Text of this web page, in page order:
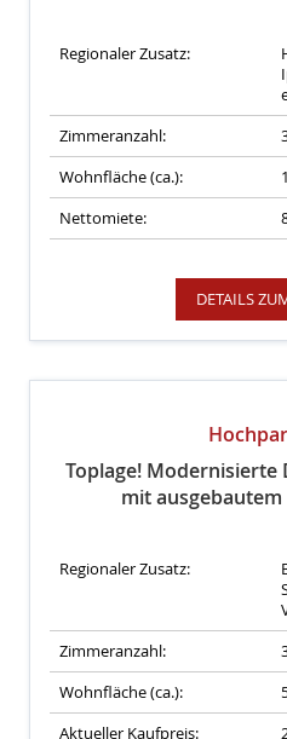
Regionaler Zusatz:
Zimmeranzahl:
Wohnfläche (ca.):
Nettomiete:
DETAILS
Toplage!
mit
Regionaler Zusatz:
Zimmeranzahl:
Wohnfläche (ca.):
Aktueller Kaufpreis: